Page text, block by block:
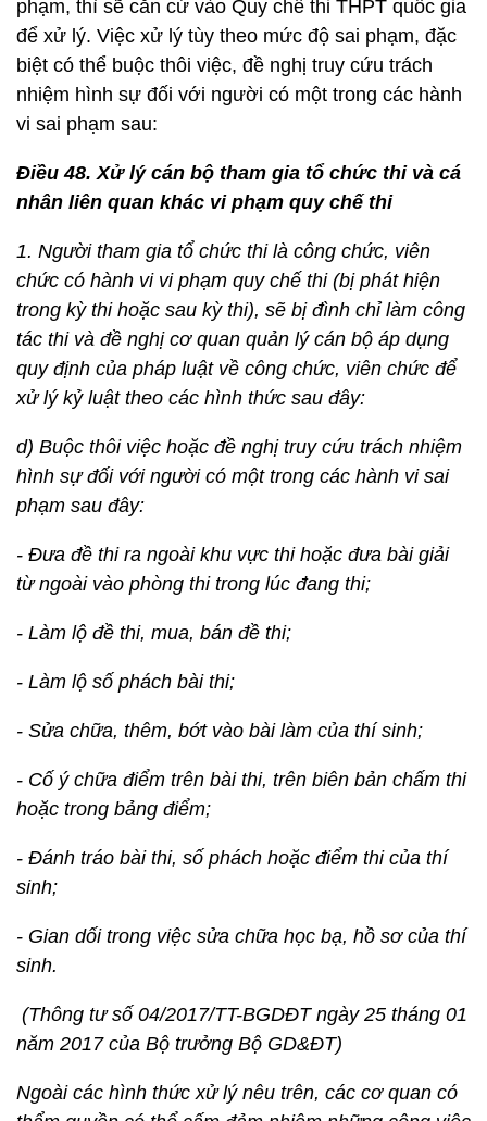
phạm, thì sẽ căn cứ vào Quy chế thi THPT quốc gia
để xử lý. Việc xử lý tùy theo mức độ sai phạm, đặc
biệt có thể buộc thôi việc, đề nghị truy cứu trách
nhiệm hình sự đối với người có một trong các hành
vi sai phạm sau:
Điều 48. Xử lý cán bộ tham gia tổ chức thi và cá
nhân liên quan khác vi phạm quy chế thi
1. Người tham gia tổ chức thi là công chức, viên
chức có hành vi vi phạm quy chế thi (bị phát hiện
trong kỳ thi hoặc sau kỳ thi), sẽ bị đình chỉ làm công
tác thi và đề nghị cơ quan quản lý cán bộ áp dụng
quy định của pháp luật về công chức, viên chức để
xử lý kỷ luật theo các hình thức sau đây:
d) Buộc thôi việc hoặc đề nghị truy cứu trách nhiệm
hình sự đối với người có một trong các hành vi sai
phạm sau đây:
- Đưa đề thi ra ngoài khu vực thi hoặc đưa bài giải
từ ngoài vào phòng thi trong lúc đang thi;
- Làm lộ đề thi, mua, bán đề thi;
- Làm lộ số phách bài thi;
- Sửa chữa, thêm, bớt vào bài làm của thí sinh;
- Cố ý chữa điểm trên bài thi, trên biên bản chấm thi
hoặc trong bảng điểm;
- Đánh tráo bài thi, số phách hoặc điểm thi của thí
sinh;
- Gian dối trong việc sửa chữa học bạ, hồ sơ của thí
sinh.
(Thông tư số 04/2017/TT-BGDĐT ngày 25 tháng 01
năm 2017 của Bộ trưởng Bộ GD&ĐT)
Ngoài các hình thức xử lý nêu trên, các cơ quan có